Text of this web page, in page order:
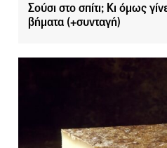
Σούσι στο σπίτι; Κι όμως
βήματα (+συνταγή)